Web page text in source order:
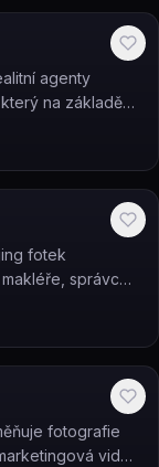
agenty
na základě
texty připravené
fotek
správce
fotografie
videa